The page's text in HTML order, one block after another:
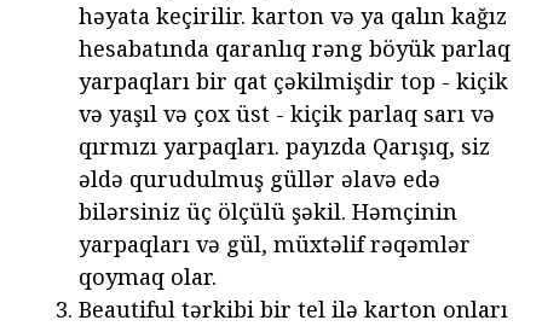
həyata keçirilir. karton və ya qalın kağız
hesabatında qaranlıq rəng böyük parlaq
yarpaqları bir qat çəkilmişdir top - kiçik
və yaşıl və çox üst - kiçik parlaq sarı və
qırmızı yarpaqları. payızda Qarışıq, siz
əldə qurudulmuş güllər əlavə edə
bilərsiniz üç ölçülü şəkil. Həmçinin
yarpaqları və gül, müxtəlif rəqəmlər
qoymaq olar.
Beautiful tərkibi bir tel ilə karton onları